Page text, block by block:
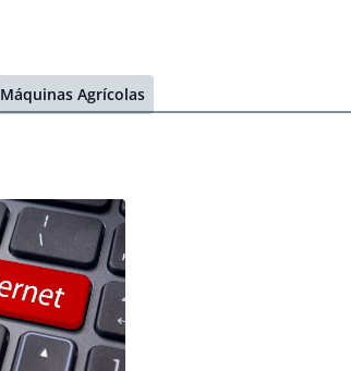
Máquinas Agrícolas